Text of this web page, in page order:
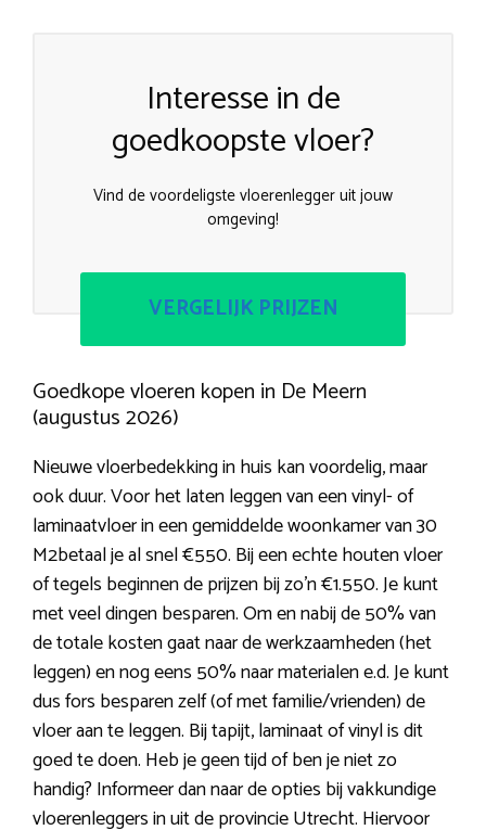
Interesse in de
goedkoopste vloer?
Vind de voordeligste vloerenlegger uit jouw
omgeving!
VERGELIJK PRIJZEN
Goedkope vloeren kopen in De Meern
(augustus 2026)
Nieuwe vloerbedekking in huis kan voordelig, maar
ook duur. Voor het laten leggen van een vinyl- of
laminaatvloer in een gemiddelde woonkamer van 30
M2betaal je al snel €550. Bij een echte houten vloer
of tegels beginnen de prijzen bij zo’n €1.550. Je kunt
met veel dingen besparen. Om en nabij de 50% van
de totale kosten gaat naar de werkzaamheden (het
leggen) en nog eens 50% naar materialen e.d. Je kunt
dus fors besparen zelf (of met familie/vrienden) de
vloer aan te leggen. Bij tapijt, laminaat of vinyl is dit
goed te doen. Heb je geen tijd of ben je niet zo
handig? Informeer dan naar de opties bij vakkundige
vloerenleggers in uit de provincie Utrecht. Hiervoor